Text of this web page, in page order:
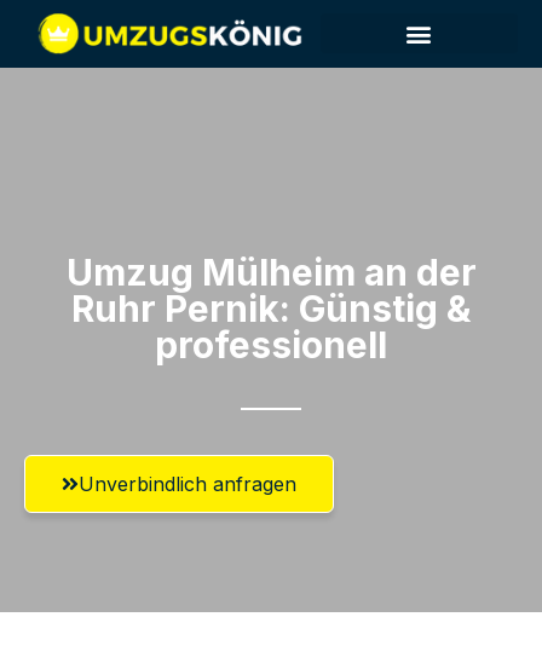
Umzug Mülheim an der
Ruhr​ Pernik: Günstig &
professionell​
Unverbindlich anfragen